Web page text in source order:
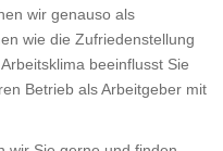
wir genauso als
wie die Zufriedenstellung
beeinflusst Sie
Betrieb als Arbeitgeber mit